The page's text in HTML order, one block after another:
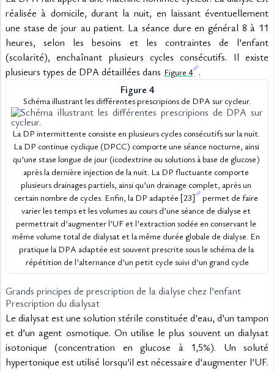
réalisée à domicile, durant la nuit, en laissant éventuellement
une stase de jour au patient. La séance dure en général 8 à 11
heures, selon les besoins et les contraintes de l’enfant
(scolarité), enchaînant plusieurs cycles consécutifs. Il existe
plusieurs types de DPA détaillées dans Figure 4 .
Figure 4
Schéma illustrant les différentes prescripions de DPA sur cycleur.
La DP intermittente consiste en plusieurs cycles consécutifs sur la nuit.
La DP continue cyclique (DPCC) comporte une séance nocturne, ainsi
qu’une stase longue de jour (icodextrine ou solutions à base de glucose)
après la dernière injection de la nuit. La DP fluctuante comporte
plusieurs drainages partiels, ainsi qu’un drainage complet, après un
certain nombre de cycles. Enfin, la DP adaptée [23]
permet de faire
varier les temps et les volumes au cours d’une séance de dialyse et
permettrait d’augmenter l’UF et l’extraction sodée en conservant le
même volume total de dialysat et la même durée globale de dialyse. En
pratique la DPA adaptée est souvent prescrite sous le schéma de la
répétition de l’alternance d’un petit cycle suivi d’un grand cycle
Grands principes de prescription de la dialyse chez l’enfant
Prescription du dialysat
Le dialysat est une solution stérile constituée d’eau, d’un tampon
et d’un agent osmotique. On utilise le plus souvent un dialysat
isotonique (concentration en glucose à 1,5%). Un soluté
hypertonique est utilisé lorsqu’il est nécessaire d’augmenter l’UF.